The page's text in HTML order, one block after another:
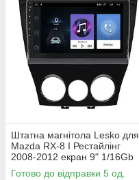
Штатна магнітола Lesko для
Mazda RX-8 I Рестайлінг
2008-2012 екран 9" 1/16Gb
Wi-Fi GPS Base 5 шт.
Готово до відправки 5 од.